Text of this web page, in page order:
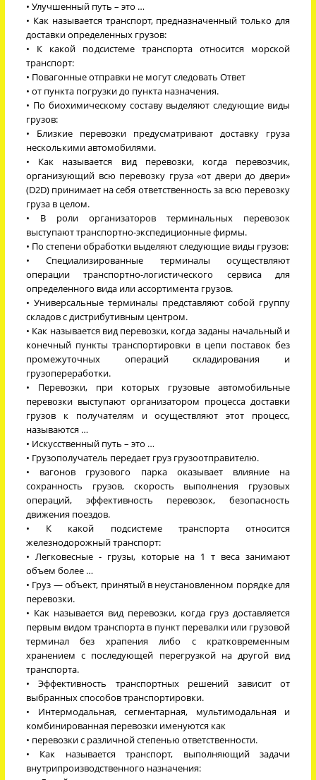
• Улучшенный путь – это …
• Как называется транспорт, предназначенный только для
доставки определенных грузов:
• К какой подсистеме транспорта относится морской
транспорт:
• Повагонные отправки не могут следовать Ответ
• от пункта погрузки до пункта назначения.
• По биохимическому составу выделяют следующие виды
грузов:
• Близкие перевозки предусматривают доставку груза
несколькими автомобилями.
• Как называется вид перевозки, когда перевозчик,
организующий всю перевозку груза «от двери до двери»
(D2D) принимает на себя ответственность за всю перевозку
груза в целом.
• В роли организаторов терминальных перевозок
выступают транспортно-экспедиционные фирмы.
• По степени обработки выделяют следующие виды грузов:
• Специализированные терминалы осуществляют
операции транспортно-логистического сервиса для
определенного вида или ассортимента грузов.
• Универсальные терминалы представляют собой группу
складов с дистрибутивным центром.
• Как называется вид перевозки, когда заданы начальный и
конечный пункты транспортировки в цепи поставок без
промежуточных операций складирования и
грузопереработки.
• Перевозки, при которых грузовые автомобильные
перевозки выступают организатором процесса доставки
грузов к получателям и осуществляют этот процесс,
называются …
• Искусственный путь – это …
• Грузополучатель передает груз грузоотправителю.
• вагонов грузового парка оказывает влияние на
сохранность грузов, скорость выполнения грузовых
операций, эффективность перевозок, безопасность
движения поездов.
• К какой подсистеме транспорта относится
железнодорожный транспорт:
• Легковесные - грузы, которые на 1 т веса занимают
объем более …
• Груз — объект, принятый в неустановленном порядке для
перевозки.
• Как называется вид перевозки, когда груз доставляется
первым видом транспорта в пункт перевалки или грузовой
терминал без храпения либо с кратковременным
хранением с последующей перегрузкой на другой вид
транспорта.
• Эффективность транспортных решений зависит от
выбранных способов транспортировки.
• Интермодальная, сегментарная, мультимодальная и
комбинированная перевозки именуются как
• перевозки с различной степенью ответственности.
• Как называется транспорт, выполняющий задачи
внутрипроизводственного назначения: